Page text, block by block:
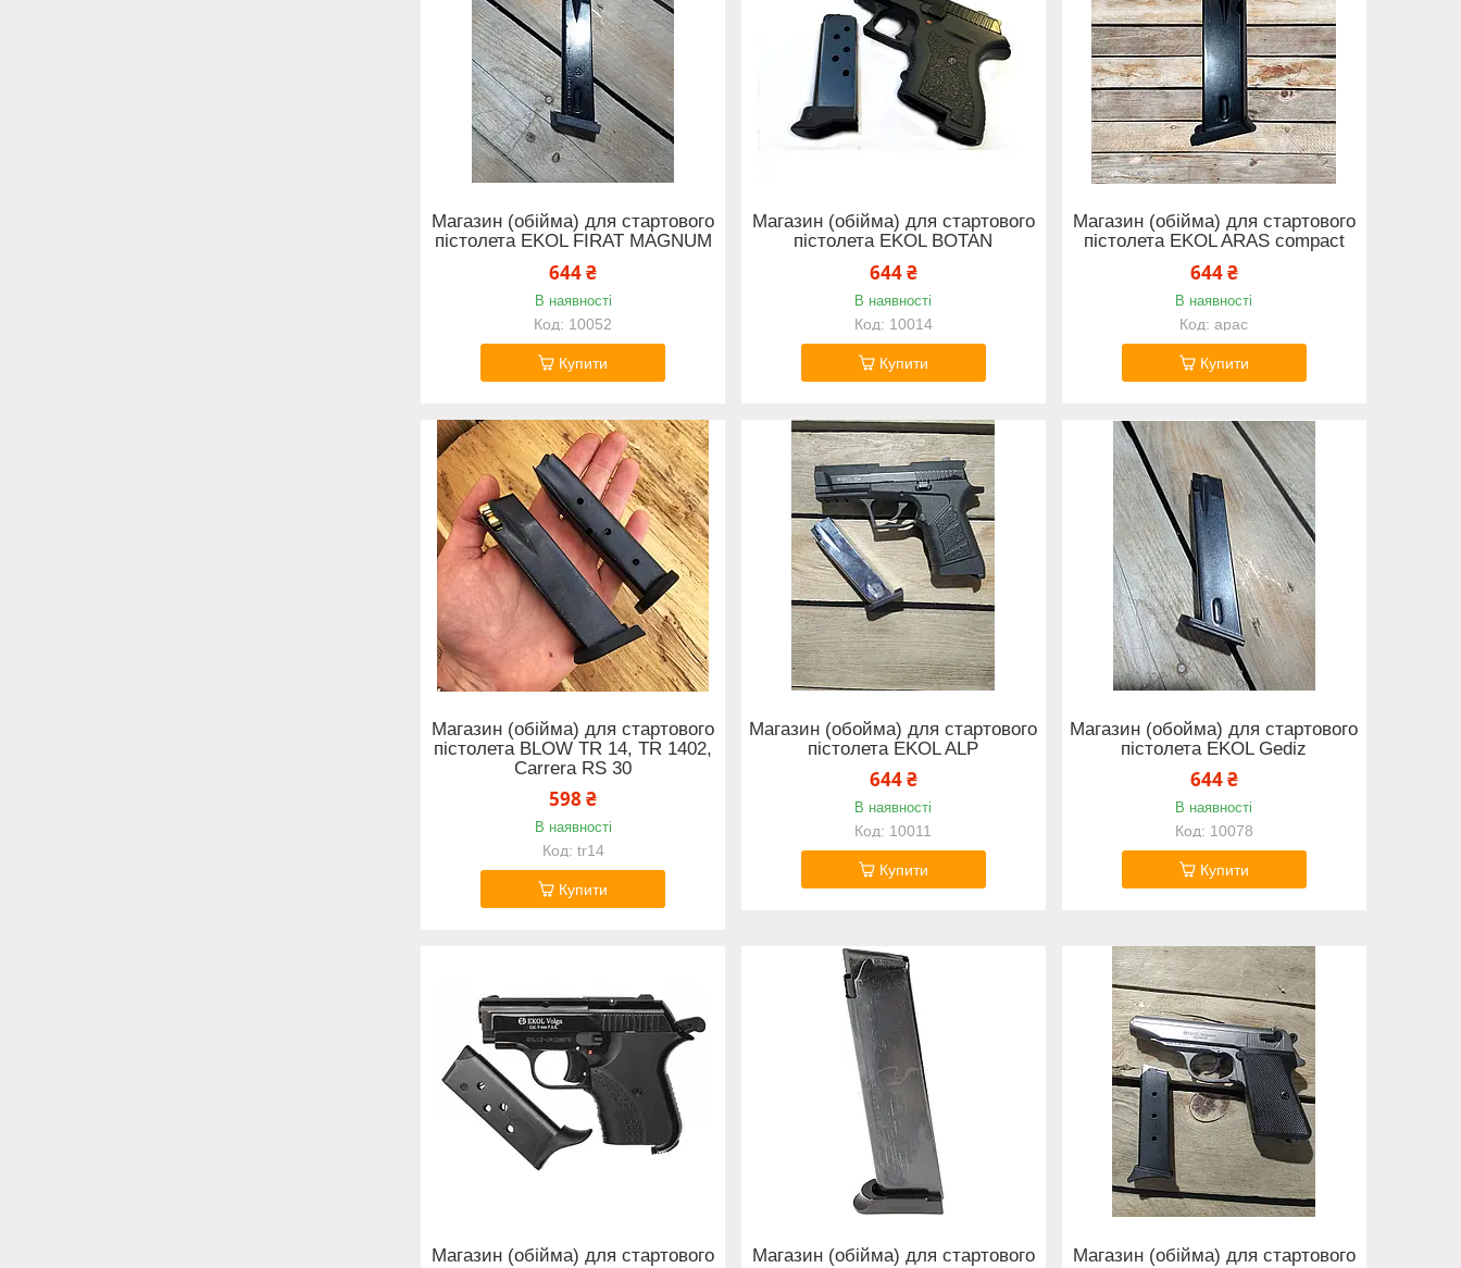
Магазин (обійма) для стартового
пістолета EKOL FIRAT MAGNUM
644 ₴
В наявності
10052
Купити
Магазин (обійма) для стартового
пістолета EKOL BOTAN
644 ₴
В наявності
10014
Купити
Магазин (обійма) для стартового
пістолета EKOL ARAS compact
644 ₴
В наявності
арас
Купити
Магазин (обійма) для стартового
пістолета BLOW TR 14, TR 1402,
Carrera RS 30
598 ₴
В наявності
tr14
Купити
Магазин (обойма) для стартового
пістолета EKOL ALP
644 ₴
В наявності
10011
Купити
Магазин (обойма) для стартового
пістолета EKOL Gediz
644 ₴
В наявності
10078
Купити
Магазин (обійма) для стартового
Магазин (обійма) для стартового
Магазин (обійма) для стартового